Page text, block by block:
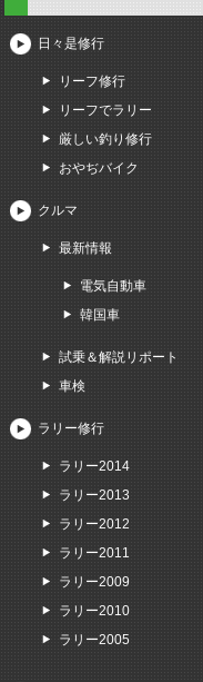
日々是修行
リーフ修行
リーフでラリー
厳しい釣り修行
おやぢバイク
クルマ
最新情報
電気自動車
韓国車
試乗＆解説リポート
車検
ラリー修行
ラリー2014
ラリー2013
ラリー2012
ラリー2011
ラリー2009
ラリー2010
ラリー2005